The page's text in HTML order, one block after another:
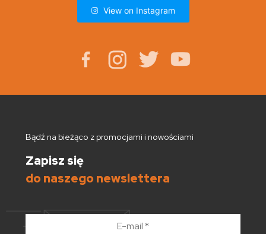
View on Instagram
Bądź na bieżąco z promocjami i nowościami
Zapisz się
do naszego newslettera